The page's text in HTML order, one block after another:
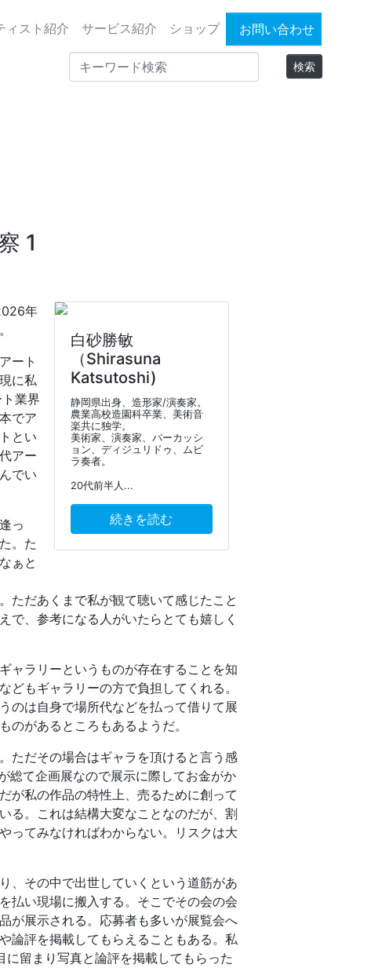
ィスト紹介 サービス紹介 ショップ お問い合わせ
1
白砂勝敏
（Shirasuna
Katsutoshi)
静岡県出身、造形家/演奏家。
農業高校造園科卒業、美術音
楽共に独学。
美術家、演奏家、パーカッシ
ョン、ディジュリドゥ、ムビ
ラ奏者。
20代前半人...
続きを読む
年
ート
に私
業界
でア
とい
アー
でい
っ
。た
ぁと
ただあくまで私が観て聴いて感じたこと
で、参考になる人がいたらとても嬉しく
ャラリーというものが存在することを知
もギャラリーの方で負担してくれる。
のは自身で場所代などを払って借りて展
があるところもあるようだ。
ただその場合はギャラを頂けると言う感
総て企画展なので展示に際してお金がか
が私の作品の特性上、売るために創って
る。これは結構大変なことなのだが、割
ってみなければわからない。リスクは大
、その中で出世していくという道筋があ
払い現場に搬入する。そこでその会の会
が展示される。応募者も多いが展覧会へ
論評を掲載してもらえることもある。私
留まり写真と論評を掲載してもらった